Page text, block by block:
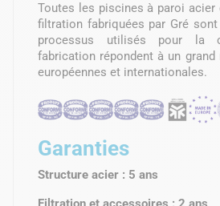
Toutes les piscines à paroi
filtration fabriquées par Gré
processus utilisés pour la
fabrication répondent à un grand
européennes et internationales.
Garanties
Structure acier : 5 ans